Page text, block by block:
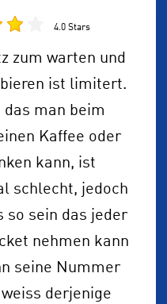
4.0 Stars
zum warten und
ist limitert.
das man beim
Kaffee oder
kann, ist
schlecht, jedoch
so sein das jeder
nehmen kann
seine Nummer
derjenige